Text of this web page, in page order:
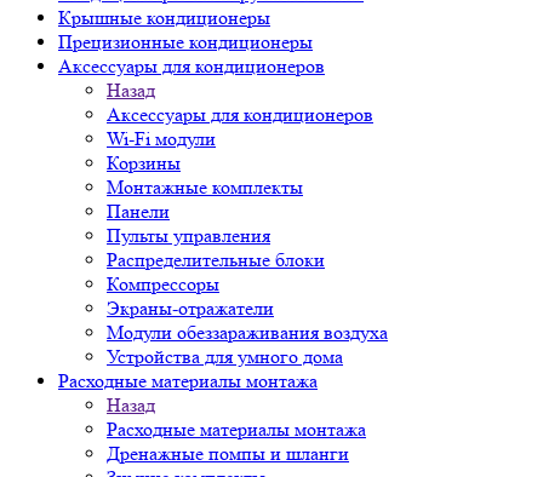
Крышные кондиционеры
Прецизионные кондиционеры
Аксессуары для кондиционеров
Назад
Аксессуары для кондиционеров
Wi-Fi модули
Корзины
Монтажные комплекты
Панели
Пульты управления
Распределительные блоки
Компрессоры
Экраны-отражатели
Модули обеззараживания воздуха
Устройства для умного дома
Расходные материалы монтажа
Назад
Расходные материалы монтажа
Дренажные помпы и шланги